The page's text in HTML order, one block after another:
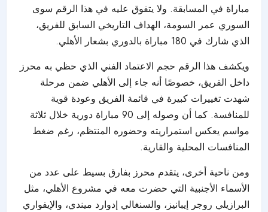
مباراة في المسابقة. ولا يتفوق عليه في هذا الرقم سوى
السوري عمر السومة، الهداف التاريخي السابق للفريق،
الذي شارك في 180 مباراة بالدوري بشعار الأهلي.
ويكشف هذا الرقم حجم الاعتماد الفني الذي حظي به محرز
داخل الفريق، خصوصًا أنه جاء إلى الأهلي ضمن مرحلة
شهدت تغييرات كبيرة في قائمة الفريق وعودة قوية
للمنافسة. كما أن وصوله إلى 90 مباراة دورية خلال ثلاثة
مواسم يعكس استمراريته وحضوره المنتظم، رغم ضغط
المنافسات المحلية والقارية.
ومن ناحية أخرى، يتقدم محرز بفارق بسيط على عدد من
الأسماء الأجنبية التي حضرت معه في مشروع الأهلي، مثل
البرازيلي روجر إيبانيز، والسنغالي إدوارد ميندي، والإيفواري